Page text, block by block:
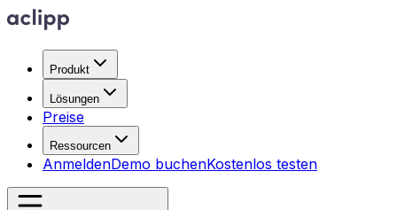
Produkt
Lösungen
Preise
Ressourcen
AnmeldenDemo buchenKostenlos testen